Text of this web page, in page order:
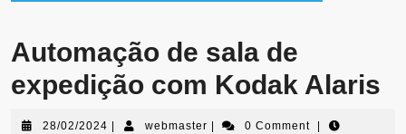
Automação de sala de
expedição com Kodak Alaris
28/02/2024 webmaster 0 Comment